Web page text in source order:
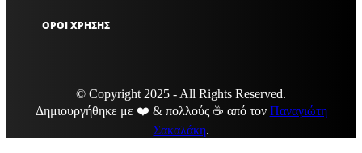
ΟΡΟΙ ΧΡΗΣΗΣ
© Copyright 2025 - All Rights Reserved.
Δημιουργήθηκε με ❤️ & πολλούς ☕ από τον Παναγιώτη
Σακαλάκη.